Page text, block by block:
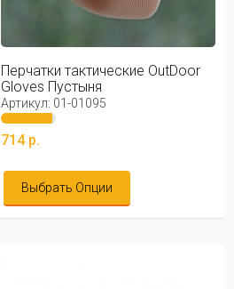
Перчатки тактические OutDoor
Gloves Пустыня
Артикул: 01-01095
714 р.
Выбрать Опции